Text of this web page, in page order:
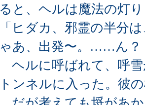
ると、ヘルは魔法の灯
「ヒダカ、邪霊の半分
ゃあ、出発〜。……ん
ヘルに呼ばれて、呼
トンネルに入った。彼